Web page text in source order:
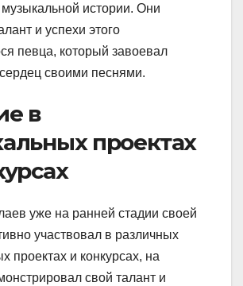
музыкальной истории. Они
и успехи этого
певца, который завоевал
своими песнями.
в
проектах
уже на ранней стадии своей
участвовал в различных
проектах и конкурсах, на
свой талант и